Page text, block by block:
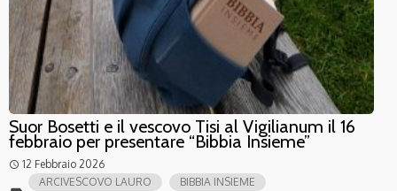
Suor Bosetti e il vescovo Tisi al Vigilianum il 16
febbraio per presentare “Bibbia Insieme”
access_time 12 Febbraio 2026
ARCIVESCOVO LAURO
BIBBIA INSIEME